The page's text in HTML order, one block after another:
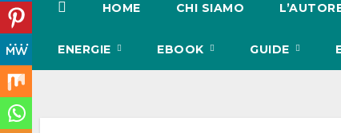
HOME CHI SIAMO
ENERGIE EBOOK GUIDE